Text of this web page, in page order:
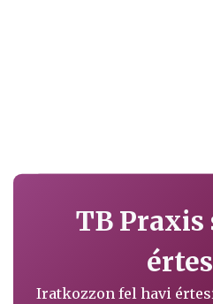
TB Praxis
Iratkozzon fel havi